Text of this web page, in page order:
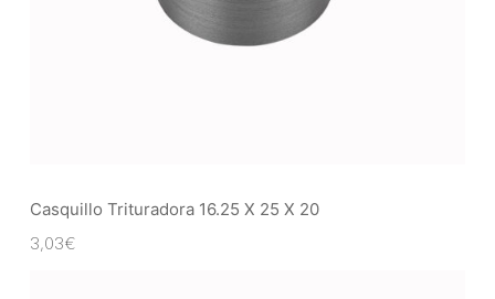
Casquillo Trituradora 16.25 X 25 X 20
3,03€